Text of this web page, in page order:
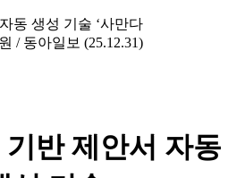
동 생성 기술 ‘사만다
/ 동아일보 (25.12.31)
반 제안서 자동